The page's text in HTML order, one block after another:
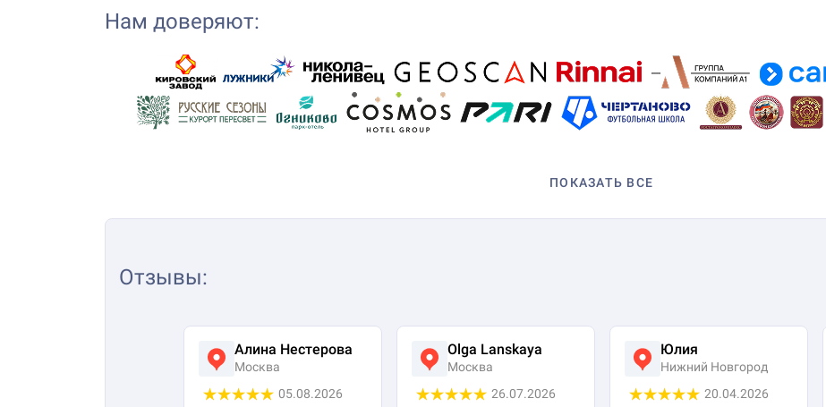
Нам доверяют:
ПОКАЗАТЬ ВСЕ
Отзывы:
Алина Нестерова
Москва
05.08.2026
Olga Lanskaya
Москва
26.07.2026
Юлия
Нижний Новгород
20.04.2026